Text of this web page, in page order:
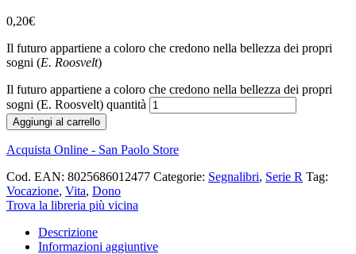
0,20€
Il futuro appartiene a coloro che credono nella bellezza dei propri
sogni (E. Roosvelt)
Il futuro appartiene a coloro che credono nella bellezza dei propri
sogni (E. Roosvelt) quantità
Aggiungi al carrello
Acquista Online - San Paolo Store
Cod. EAN: 8025686012477 Categorie: Segnalibri, Serie R Tag:
Vocazione, Vita, Dono
Trova la libreria più vicina
Descrizione
Informazioni aggiuntive